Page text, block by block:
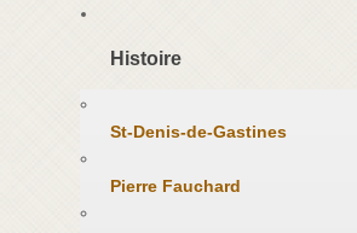
Histoire
St-Denis-de-Gastines
Pierre Fauchard